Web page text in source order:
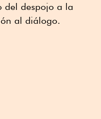
despojo a la
al diálogo.